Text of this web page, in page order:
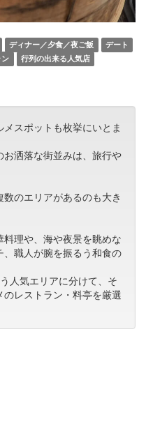
ディナー／夕食／夜ご飯
デート
行列の出来る人気店
スポットも枚挙にいとま
洒落な街並みは、旅行や
のエリアがあるのも大き
理や、海や夜景を眺めな
職人が腕を振るう和食の
人気エリアに分けて、そ
レストラン・料亭を厳選